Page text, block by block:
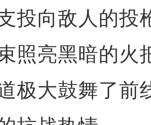
投向敌人的投
照亮黑暗的火
极大鼓舞了前